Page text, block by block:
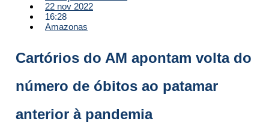
22 nov 2022
16:28
Amazonas
Cartórios do AM apontam volta do
número de óbitos ao patamar
anterior à pandemia